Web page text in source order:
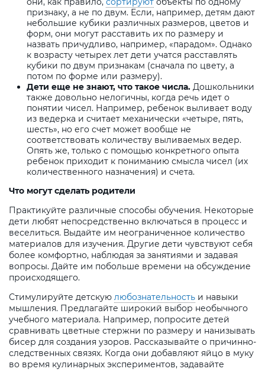
признаку, а не по двум. Если, например, детям дают
небольшие кубики различных размеров, цветов и
форм, они могут расставить их по размеру и
назвать причудливо, например, «парадом». Однако
к возрасту четырех лет дети учатся расставлять
кубики по двум признакам (сначала по цвету, а
потом по форме или размеру).
Дети еще не знают, что такое числа. Дошкольники
также довольно нелогичны, когда речь идет о
понятии чисел. Например, ребенок выливает воду
из ведерка и считает механически «четыре, пять,
шесть», но его счет может вообще не
соответствовать количеству выливаемых ведер.
Опять же, только с помощью конкретного опыта
ребенок приходит к пониманию смысла чисел (их
количественного назначения) и счета.
Что могут сделать родители
Практикуйте различные способы обучения. Некоторые
дети любят непосредственно включаться в процесс и
веселиться. Выдайте им неограниченное количество
материалов для изучения. Другие дети чувствуют себя
более комфортно, наблюдая за занятиями и задавая
вопросы. Дайте им побольше времени на обсуждение
происходящего.
Стимулируйте детскую любознательность и навыки
мышления. Предлагайте широкий выбор необычного
учебного материала. Например, попросите детей
сравнивать цветные стержни по размеру и нанизывать
бисер для создания узоров. Рассказывайте о причинно-
следственных связях. Когда они добавляют яйцо в муку
во время кулинарных экспериментов, задавайте